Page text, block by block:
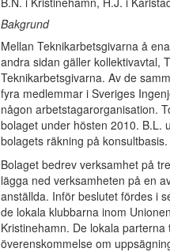
Bakgrund
Mellan Teknikarbetsgivarna å
andra sidan gäller kollektivavtal,
Teknikarbetsgivarna. Av de
fyra medlemmar i Sveriges
någon arbetstagarorganisation.
bolaget under hösten 2010. B.L.
bolagets räkning på konsultbasis.
Bolaget bedrev verksamhet på
lägga ned verksamheten på en
anställda. Inför beslutet fördes i
de lokala klubbarna inom
Kristinehamn. De lokala
överenskommelse om